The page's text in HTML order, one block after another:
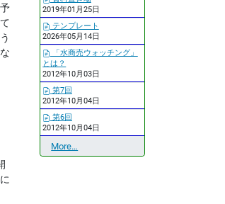
2019年01月25日
テンプレート
2026年05月14日
「水商売ウォッチング」
とは？
2012年10月03日
第7回
2012年10月04日
第6回
2012年10月04日
最
近
More…